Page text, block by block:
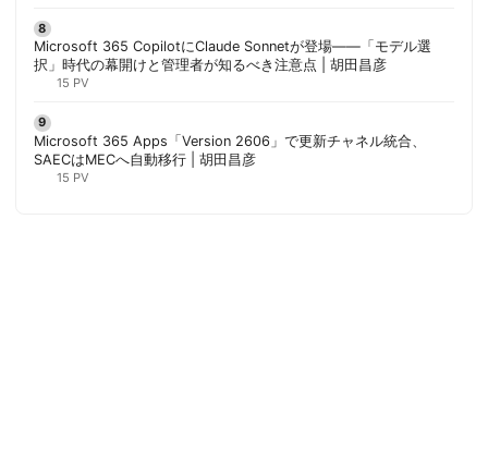
Microsoft 365 CopilotにClaude Sonnetが登場——「モデル選
択」時代の幕開けと管理者が知るべき注意点 | 胡田昌彦
15 PV
Microsoft 365 Apps「Version 2606」で更新チャネル統合、
SAECはMECへ自動移行 | 胡田昌彦
15 PV